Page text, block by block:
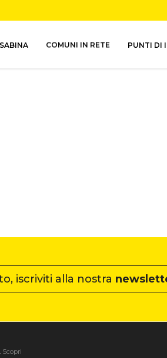
COMUNI IN RETE PUNTI DI
iscriviti alla nostra
Scopri